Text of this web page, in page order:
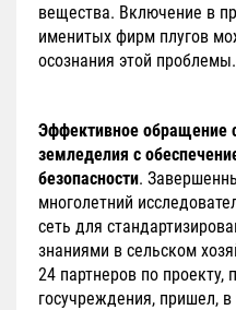
вещества. Включение в
именитых фирм плугов
осознания этой проблемы.
Эффективное обращение
земледелия с
безопасности.
многолетний
сеть для
знаниями в сельском
24 партнеров по проекту,
госучреждения, пришел,